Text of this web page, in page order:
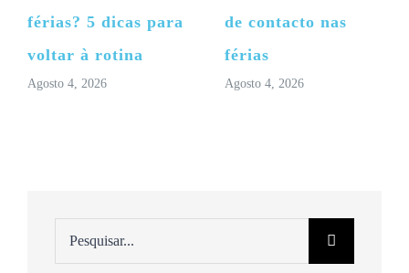
férias? 5 dicas para
voltar à rotina
Agosto 4, 2026
de contacto nas
férias
Agosto 4, 2026